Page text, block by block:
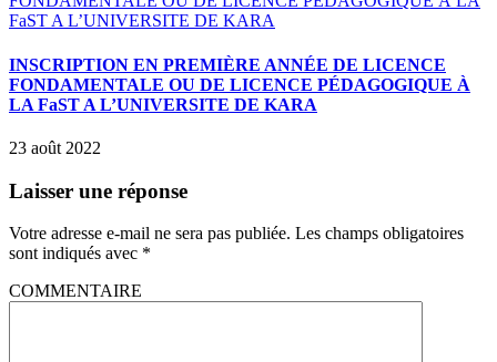
INSCRIPTION EN PREMIÈRE ANNÉE DE LICENCE
FONDAMENTALE OU DE LICENCE PÉDAGOGIQUE À
LA FaST A L’UNIVERSITE DE KARA
23 août 2022
Laisser une réponse
Votre adresse e-mail ne sera pas publiée. Les champs obligatoires
sont indiqués avec *
COMMENTAIRE